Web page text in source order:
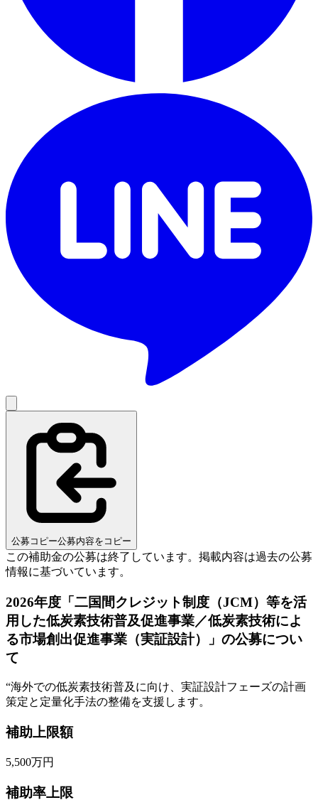
公募コピー公募内容をコピー
この補助金の公募は終了しています。 掲載内容は過去の公募
情報に基づいています。
2026年度「二国間クレジット制度（JCM）等を活
用した低炭素技術普及促進事業／低炭素技術によ
る市場創出促進事業（実証設計）」の公募につい
て
“海外での低炭素技術普及に向け、実証設計フェーズの計画
策定と定量化手法の整備を支援します。
補助上限額
5,500万円
補助率上限